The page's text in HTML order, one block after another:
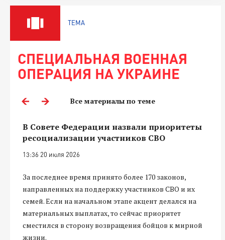
ТЕМА
СПЕЦИАЛЬНАЯ ВОЕННАЯ
ОПЕРАЦИЯ НА УКРАИНЕ
Все материалы по теме
В Совете Федерации назвали приоритеты
ресоциализации участников СВО
13:36 20 июля 2026
За последнее время принято более 170 законов,
направленных на поддержку участников СВО и их
семей. Если на начальном этапе акцент делался на
материальных выплатах, то сейчас приоритет
сместился в сторону возвращения бойцов к мирной
жизни.